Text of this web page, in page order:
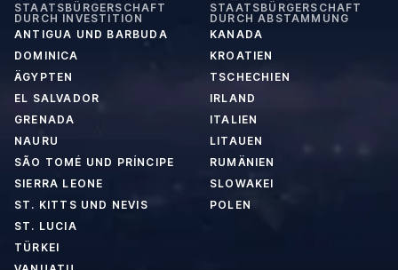
STAATSBÜRGERSCHAFT
DURCH INVESTITION
ANTIGUA UND BARBUDA
DOMINICA
ÄGYPTEN
EL SALVADOR
GRENADA
NAURU
SÃO TOMÉ UND PRÍNCIPE
SIERRA LEONE
ST. KITTS UND NEVIS
ST. LUCIA
TÜRKEI
STAATSBÜRGERSCHAFT
DURCH ABSTAMMUNG
KANADA
KROATIEN
TSCHECHIEN
IRLAND
ITALIEN
LITAUEN
RUMÄNIEN
SLOWAKEI
POLEN